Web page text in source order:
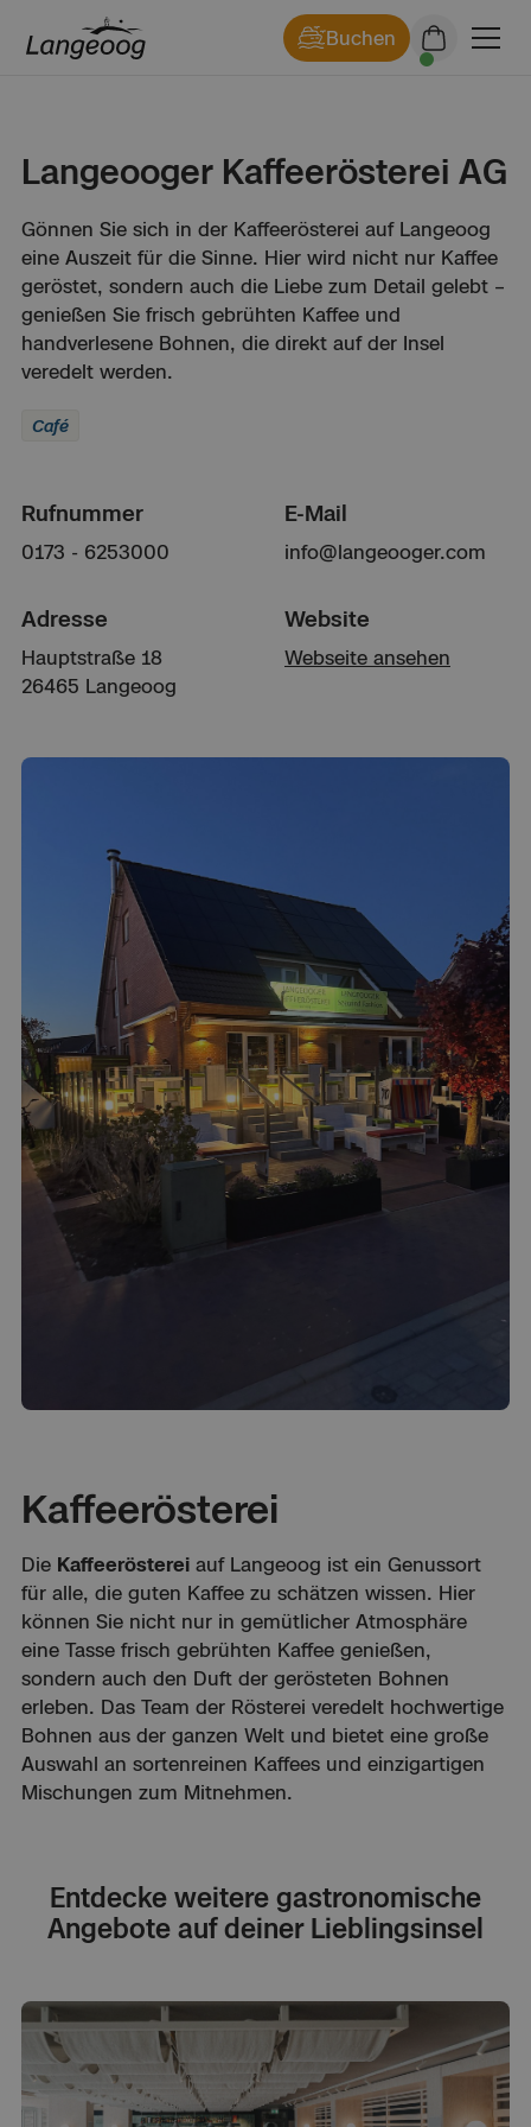
Buchen
Langeooger Kaffeerösterei AG
Gönnen Sie sich in der Kaffeerösterei auf Langeoog
eine Auszeit für die Sinne. Hier wird nicht nur Kaffee
geröstet, sondern auch die Liebe zum Detail gelebt –
genießen Sie frisch gebrühten Kaffee und
handverlesene Bohnen, die direkt auf der Insel
veredelt werden.
Café
Rufnummer
0173 - 6253000
E-Mail
info@langeooger.com
Adresse
Hauptstraße 18
26465 Langeoog
Website
Webseite ansehen
Kaffeerösterei
Die Kaffeeröstereiauf Langeoog ist ein Genussort
für alle, die guten Kaffee zu schätzen wissen. Hier
können Sie nicht nur in gemütlicher Atmosphäre
eine Tasse frisch gebrühten Kaffee genießen,
sondern auch den Duft der gerösteten Bohnen
erleben. Das Team der Rösterei veredelt hochwertige
Bohnen aus der ganzen Welt und bietet eine große
Auswahl an sortenreinen Kaffees und einzigartigen
Mischungen zum Mitnehmen.
Entdecke weitere gastronomische
Angebote auf deiner Lieblingsinsel